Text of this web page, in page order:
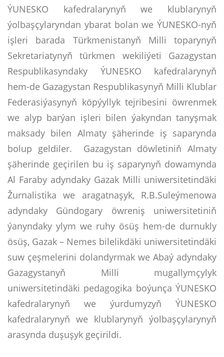
ÝUNESKO kafedralarynyň we klublarynyň
ýolbaşçylaryndan ybarat bolan we ÝUNESKO-nyň
işleri barada Türkmenistanyň Milli toparynyň
Sekretariatynyň türkmen wekiliýeti Gazagystan
Respublikasyndaky ÝUNESKO kafedralarynyň
hem-de Gazagystan Respublikasynyň Milli Klublar
Federasiýasynyň köpýyllyk tejribesini öwrenmek
we alyp barýan işleri bilen ýakyndan tanyşmak
maksady bilen Almaty şäherinde iş saparynda
bolup geldiler. Gazagystan döwletiniň Almaty
şäherinde geçirilen bu iş saparynyň dowamynda
Al Faraby adyndaky Gazak Milli uniwersitetindäki
Žurnalistika we aragatnaşyk, R.B.Suleýmenowa
adyndaky Gündogary öwreniş uniwersitetiniň
ýanyndaky ylym we ruhy ösüş hem-de durnukly
ösüş, Gazak – Nemes bilelikdäki uniwersitetindäki
suw çeşmelerini dolandyrmak we Abaý adyndaky
Gazagystanyň Milli mugallymçylyk
uniwersitetindäki pedagogika boýunça ÝUNESKO
kafedralarynyň we ýurdumyzyň ÝUNESKO
kafedralarynyň we klublarynyň ýolbaşçylarynyň
arasynda duşuşyk geçirildi.